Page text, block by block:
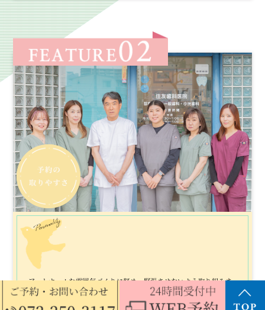
Personality
アットホームな雰囲気づくりに努め、緊張させないよう取り組みま
す